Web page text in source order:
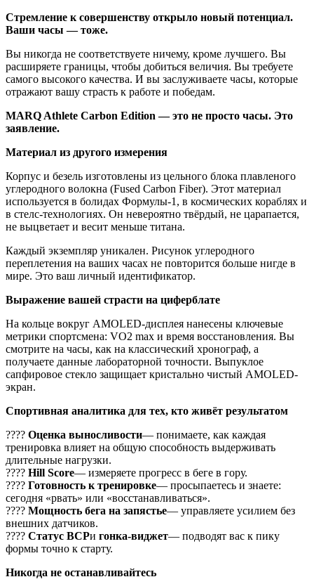
Стремление к совершенству открыло новый потенциал.
Ваши часы — тоже.
Вы никогда не соответствуете ничему, кроме лучшего. Вы
расширяете границы, чтобы добиться величия. Вы требуете
самого высокого качества. И вы заслуживаете часы, которые
отражают вашу страсть к работе и победам.
MARQ Athlete Carbon Edition — это не просто часы. Это
заявление.
Материал из другого измерения
Корпус и безель изготовлены из цельного блока плавленого
углеродного волокна (Fused Carbon Fiber). Этот материал
используется в болидах Формулы-1, в космических кораблях и
в стелс-технологиях. Он невероятно твёрдый, не царапается,
не выцветает и весит меньше титана.
Каждый экземпляр уникален. Рисунок углеродного
переплетения на ваших часах не повторится больше нигде в
мире. Это ваш личный идентификатор.
Выражение вашей страсти на циферблате
На кольце вокруг AMOLED-дисплея нанесены ключевые
метрики спортсмена: VO2 max и время восстановления. Вы
смотрите на часы, как на классический хронограф, а
получаете данные лабораторной точности. Выпуклое
сапфировое стекло защищает кристально чистый AMOLED-
экран.
Спортивная аналитика для тех, кто живёт результатом
???? Оценка выносливости— понимаете, как каждая
тренировка влияет на общую способность выдерживать
длительные нагрузки.
???? Hill Score— измеряете прогресс в беге в гору.
???? Готовность к тренировке— просыпаетесь и знаете:
сегодня «рвать» или «восстанавливаться».
???? Мощность бега на запястье— управляете усилием без
внешних датчиков.
???? Статус ВСРи гонка-виджет— подводят вас к пику
формы точно к старту.
Никогда не останавливайтесь